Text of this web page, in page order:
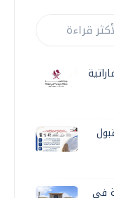
قراءة
في